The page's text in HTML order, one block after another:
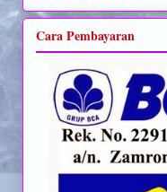
Cara Pembayaran